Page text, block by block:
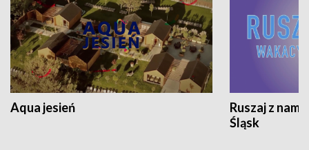
Aqua jesień
Ruszaj z
Śląsk